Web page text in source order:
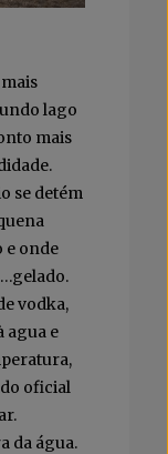
lago
mais
se detém
e onde
vodka,
agua e
oficial
da água.